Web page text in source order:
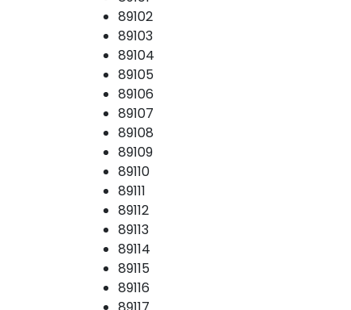
89102
89103
89104
89105
89106
89107
89108
89109
89110
89111
89112
89113
89114
89115
89116